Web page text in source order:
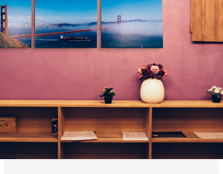
Ваш регион доставки
Выберите из списка: